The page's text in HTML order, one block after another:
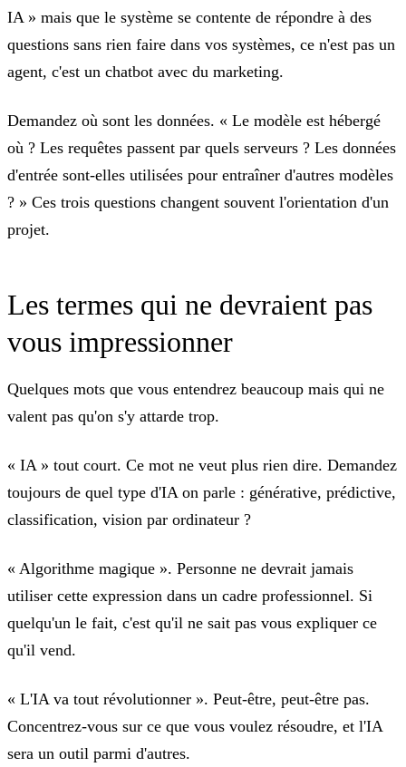
IA » mais que le système se contente de répondre à des
questions sans rien faire dans vos systèmes, ce n'est pas un
agent, c'est un chatbot avec du marketing.
Demandez où sont les données. « Le modèle est hébergé
où ? Les requêtes passent par quels serveurs ? Les données
d'entrée sont-elles utilisées pour entraîner d'autres modèles
? » Ces trois questions changent souvent l'orientation d'un
projet.
Les termes qui ne devraient pas
vous impressionner
Quelques mots que vous entendrez beaucoup mais qui ne
valent pas qu'on s'y attarde trop.
« IA » tout court. Ce mot ne veut plus rien dire. Demandez
toujours de quel type d'IA on parle : générative, prédictive,
classification, vision par ordinateur ?
« Algorithme magique ». Personne ne devrait jamais
utiliser cette expression dans un cadre professionnel. Si
quelqu'un le fait, c'est qu'il ne sait pas vous expliquer ce
qu'il vend.
« L'IA va tout révolutionner ». Peut-être, peut-être pas.
Concentrez-vous sur ce que vous voulez résoudre, et l'IA
sera un outil parmi d'autres.